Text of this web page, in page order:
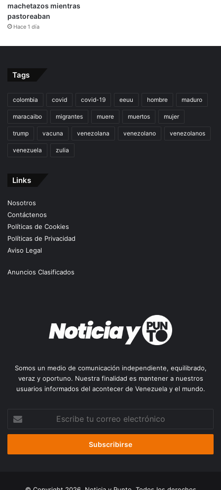
machetazos mientras
pastoreaban
Hace 1 día
Tags
colombia covid covid-19 eeuu hombre maduro
maracaibo migrantes muere muertos mujer
trump vacuna venezolana venezolano venezolanos
venezuela zulia
Links
Nosotros
Contáctenos
Políticas de Cookies
Políticas de Privacidad
Aviso Legal
Anuncios Clasificados
Somos un medio de comunicación independiente, equilibrado,
veraz y oportuno. Nuestra finalidad es mantener a nuestros
usuarios informados del acontecer de Venezuela y el mundo.
correo